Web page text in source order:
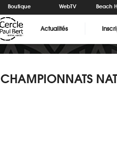
Boutique WebTV Beach
Actualités
CHAMPIONNATS